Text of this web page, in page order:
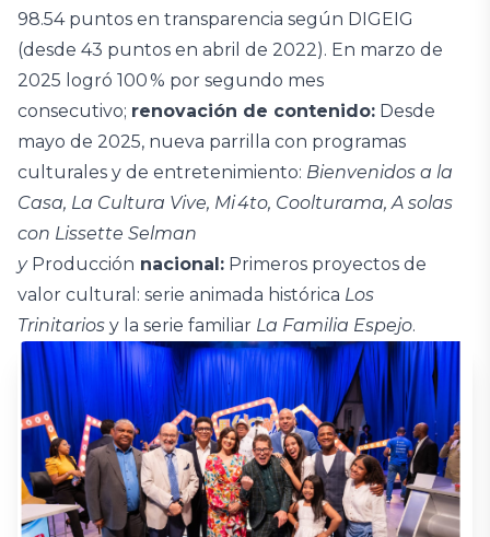
98.54 puntos en transparencia según DIGEIG
(desde 43 puntos en abril de 2022). En marzo de
2025 logró 100 % por segundo mes
consecutivo; renovación de contenido: Desde
mayo de 2025, nueva parrilla con programas
culturales y de entretenimiento: Bienvenidos a la
Casa, La Cultura Vive, Mi 4to, Coolturama, A solas
con Lissette Selman
y Producción nacional: Primeros proyectos de
valor cultural: serie animada histórica Los
Trinitarios y la serie familiar La Familia Espejo.